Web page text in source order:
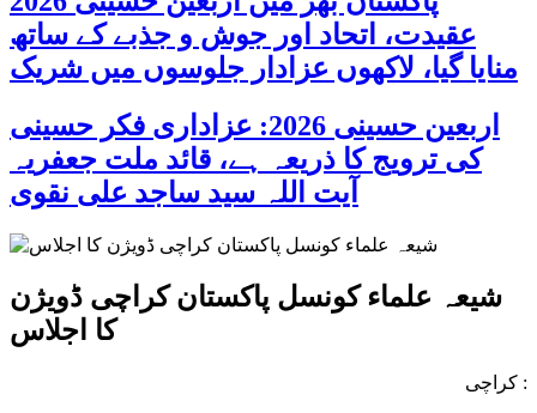
عقیدت، اتحاد اور جوش و جذبے کے ساتھ
منایا گیا، لاکھوں عزادار جلوسوں میں شریک
اربعین حسینی 2026: عزاداری فکر حسینی
کی ترویج کا ذریعہ ہے، قائد ملت جعفریہ
آیت اللہ سید ساجد علی نقوی
شیعہ علماء کونسل پاکستان کراچی ڈویژن
کا اجلاس
کراچی :